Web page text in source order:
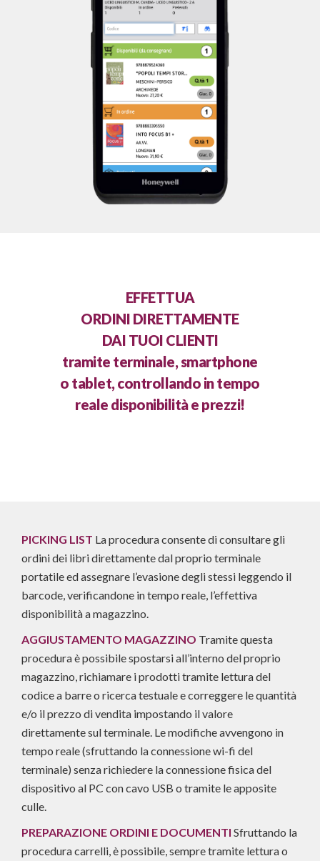
EFFETTUA
ORDINI DIRETTAMENTE
DAI TUOI CLIENTI
tramite terminale, smartphone
o tablet, controllando in tempo
reale disponibilità e prezzi!
PICKING LIST La procedura consente di consultare gli
ordini dei libri direttamente dal proprio terminale
portatile ed assegnare l’evasione degli stessi leggendo il
barcode, verificandone in tempo reale, l’effettiva
disponibilità a magazzino.
AGGIUSTAMENTO MAGAZZINO Tramite questa
procedura è possibile spostarsi all’interno del proprio
magazzino, richiamare i prodotti tramite lettura del
codice a barre o ricerca testuale e correggere le quantità
e/o il prezzo di vendita impostando il valore
direttamente sul terminale. Le modifiche avvengono in
tempo reale (sfruttando la connessione wi-fi del
terminale) senza richiedere la connessione fisica del
dispositivo al PC con cavo USB o tramite le apposite
culle.
PREPARAZIONE ORDINI E DOCUMENTI Sfruttando la
procedura carrelli, è possibile, sempre tramite lettura o